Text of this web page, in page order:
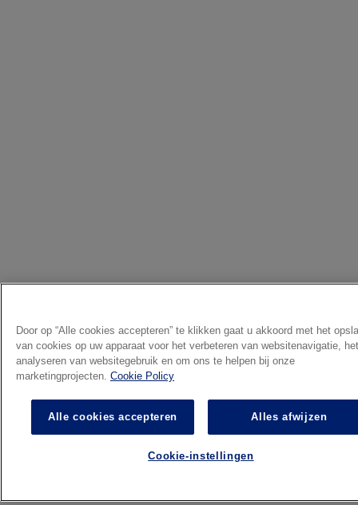
Door op “Alle cookies accepteren” te klikken gaat u akkoord met het
van cookies op uw apparaat voor het verbeteren van websitenavigatie, het
analyseren van websitegebruik en om ons te helpen bij onze
marketingprojecten. Cookie Policy
Alle cookies accepteren Alles afwijzen
Cookie-instellingen